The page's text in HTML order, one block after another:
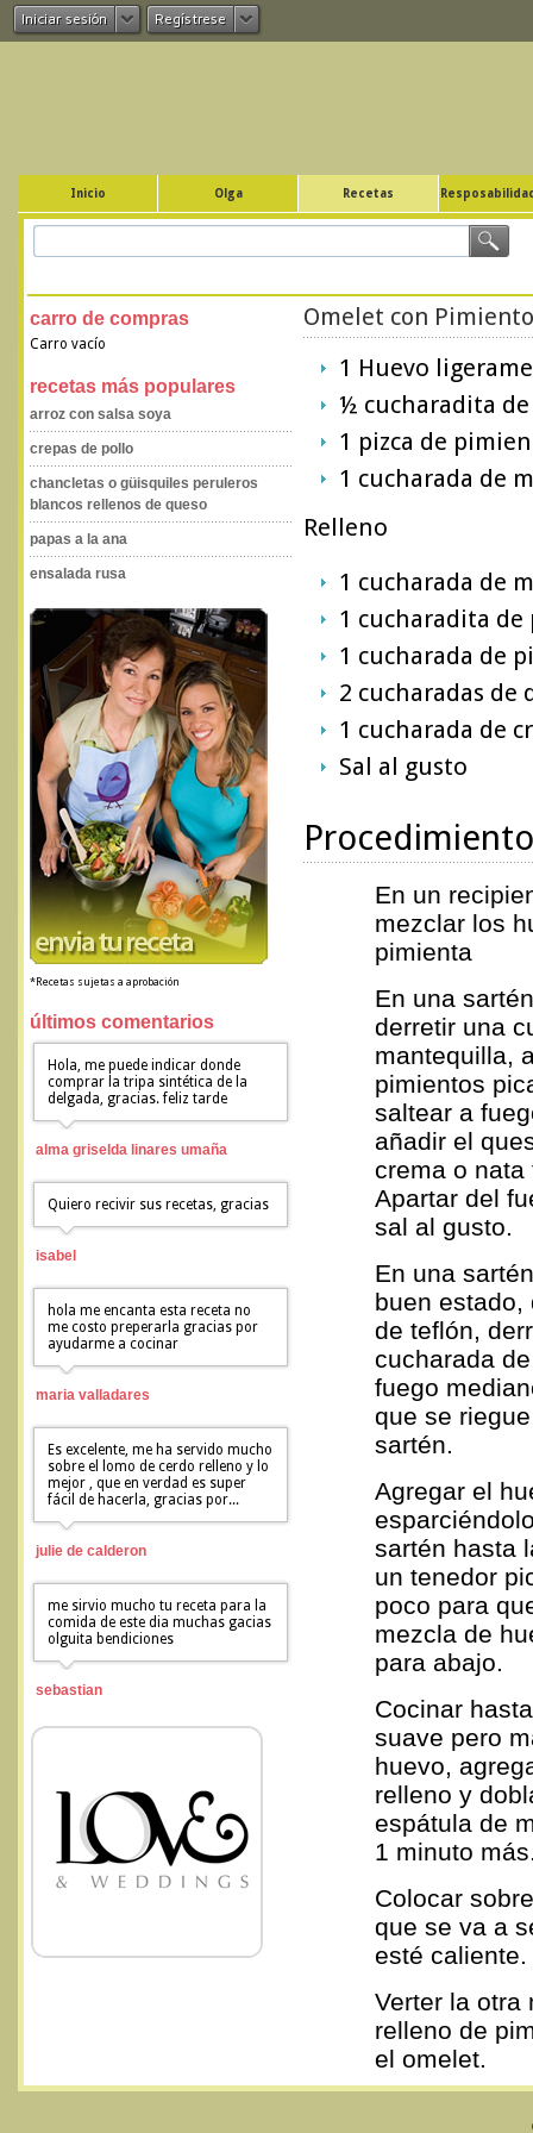
Iniciar sesión Regístrese
Inicio Olga Recetas
carro de compras
Carro vacío
recetas más populares
arroz con salsa soya
crepas de pollo
chancletas o güisquiles peruleros
blancos rellenos de queso
papas a la ana
ensalada rusa
*Recetas sujetas a aprobación
últimos comentarios
Hola, me puede indicar donde
comprar la tripa sintética de la
delgada, gracias. feliz tarde
alma griselda linares umaña
Quiero recivir sus recetas, gracias
isabel
hola me encanta esta receta no
me costo preperarla gracias por
ayudarme a cocinar
maria valladares
Es excelente, me ha servido mucho
sobre el lomo de cerdo relleno y lo
mejor , que en verdad es super
fácil de hacerla, gracias por...
julie de calderon
me sirvio mucho tu receta para la
comida de este dia muchas gacias
olguita bendiciones
sebastian
Omelet con
1 Huevo
½ cucharadita de
1 pizca de
1 cucharada de
Relleno
1 cucharada de
1 cucharadita
1 cucharada de
2 cucharadas de
1 cucharada de
Sal al gusto
Procedimiento
En un
mezclar los
pimienta
En una
derretir una
mantequilla,
pimientos
saltear a
añadir el
crema o nata
Apartar del
sal al gusto.
En una
buen estado,
de teflón,
cucharada
fuego
que se
sartén.
Agregar el
sartén hasta
un tenedor
poco para
mezcla de
para abajo.
Cocinar
suave pero
huevo,
relleno y
espátula de
1 minuto
Colocar
que se va a
esté caliente.
Verter la otra
relleno de
el omelet.